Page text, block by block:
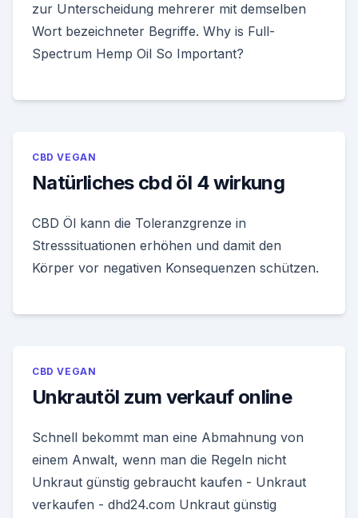
zur Unterscheidung mehrerer mit demselben
Wort bezeichneter Begriffe. Why is Full-
Spectrum Hemp Oil So Important?
CBD VEGAN
Natürliches cbd öl 4 wirkung
CBD Öl kann die Toleranzgrenze in
Stresssituationen erhöhen und damit den
Körper vor negativen Konsequenzen schützen.
CBD VEGAN
Unkrautöl zum verkauf online
Schnell bekommt man eine Abmahnung von
einem Anwalt, wenn man die Regeln nicht
Unkraut günstig gebraucht kaufen - Unkraut
verkaufen - dhd24.com Unkraut günstig